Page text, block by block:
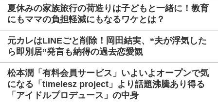
夏休みの家族旅行の荷造りは子どもと一緒に！教育
にもママの負担軽減にもなるワケとは？
元カレはLINEごと削除！岡田結実、“夫が浮気した
ら即別居”発言も納得の過去恋愛観
松本潤「有料会員サービス」いよいよオープンで気
になる「timelesz project」より話題沸騰あり得る
「アイドルプロデュース」の中身